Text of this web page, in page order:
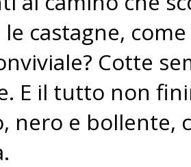
le castagne,
Cotte
E il tutto non
nero e bollente,